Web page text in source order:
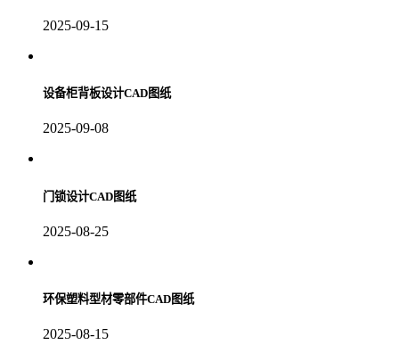
2025-09-15
设备柜背板设计CAD图纸
2025-09-08
门锁设计CAD图纸
2025-08-25
环保塑料型材零部件CAD图纸
2025-08-15